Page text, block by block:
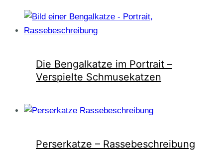
Die Bengalkatze im Portrait –
Verspielte Schmusekatzen
Perserkatze – Rassebeschreibung